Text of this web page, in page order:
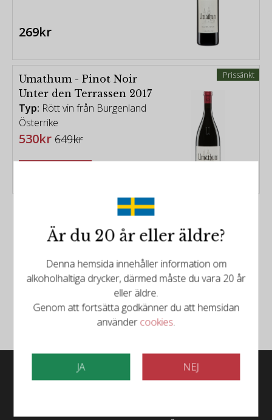
and give us the necessary inspiration that we need
not only for our vineyards, but for our personal
- Josef Umathum
269kr
Prissänkt
Umathum - Pinot Noir
Unter den Terrassen 2017
Typ: Rött vin från Burgenland
Österrike
530kr 649kr
Följ oss på Facebook
Följ oss på Instagram
Är du 20 år eller äldre?
Denna hemsida innehåller information om
alkoholhaltiga drycker, därmed måste du vara 20 år
eller äldre.
Genom att fortsätta godkänner du att hemsidan
användercookies.
JA NEJ